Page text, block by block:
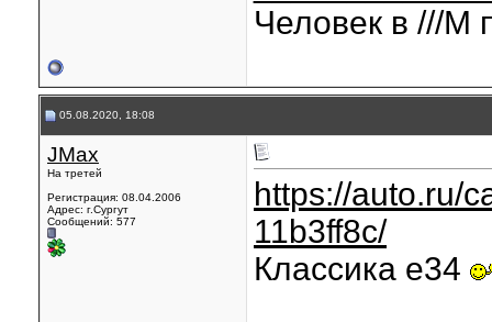
Человек в ///М
05.08.2020, 18:08
JMax
На третей
Регистрация: 08.04.2006
Адрес: г.Сургут
Сообщений: 577
https://auto.ru/
11b3ff8c/
Классика е34